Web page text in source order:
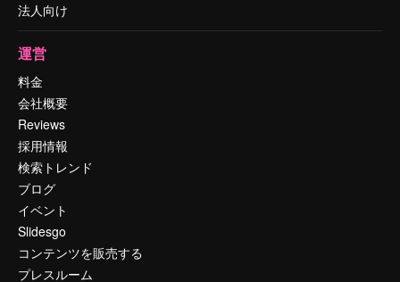
法人向け
運営
料金
会社概要
Reviews
採用情報
検索トレンド
ブログ
イベント
Slidesgo
コンテンツを販売する
プレスルーム